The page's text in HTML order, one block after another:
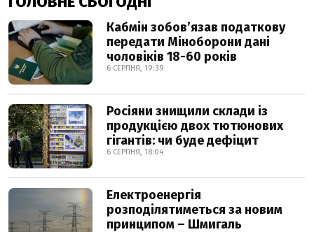
Кабмін зобовʼязав податкову
передати Міноборони дані
чоловіків 18-60 років
6 СЕРПНЯ, 19:39
Росіяни знищили склади із
продукцією двох тютюнових
гігантів: чи буде дефіцит
6 СЕРПНЯ, 18:04
Електроенергія
розподілятиметься за новим
принципом – Шмигаль